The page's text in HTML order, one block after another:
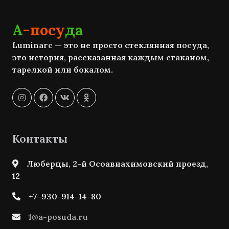
А-посуда
Luminarc — это не просто стеклянная посуда,
это история, рассказанная каждым стаканом,
тарелкой или бокалом.
Контакты
Люберцы, 2-й Осоавиахимовский проезд,
12
+7-930-914-14-80
1@a-posuda.ru